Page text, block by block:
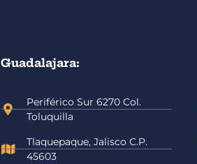
Guadalajara:
Periférico Sur 6270 Col.
Toluquilla
Tlaquepaque, Jalisco C.P.
45603